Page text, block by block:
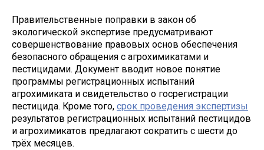
Правительственные поправки в закон об
экологической экспертизе предусматривают
совершенствование правовых основ обеспечения
безопасного обращения с агрохимикатами и
пестицидами. Документ вводит новое понятие
программы регистрационных испытаний
агрохимиката и свидетельство о госрегистрации
пестицида. Кроме того, срок проведения экспертизы
результатов регистрационных испытаний пестицидов
и агрохимикатов предлагают сократить с шести до
трёх месяцев.